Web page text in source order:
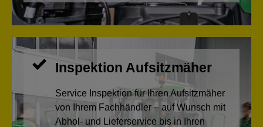
Inspektion Aufsitzmäher
Service Inspektion für Ihren Aufsitzmäher
von Ihrem Fachhändler – auf Wunsch mit
Abhol- und Lieferservice bis in Ihren